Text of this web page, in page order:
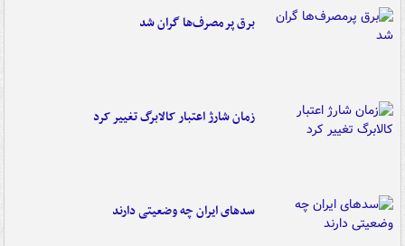
برق پرمصرف‌ها گران شد
زمان شارژ اعتبار کالابرگ تغییر کرد
سدهای ایران چه وضعیتی دارند